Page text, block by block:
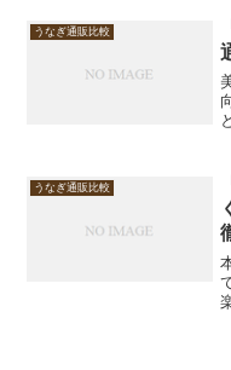
うなぎ通販比較
うなぎ通販比較